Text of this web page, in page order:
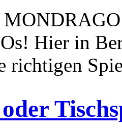
Hier in
richtigen